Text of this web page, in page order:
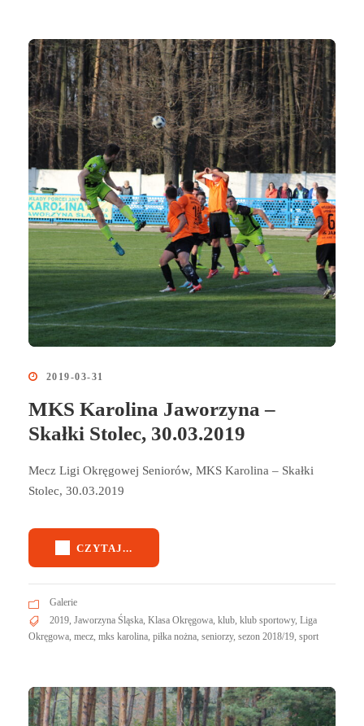
2019-03-31
MKS Karolina Jaworzyna –
Skałki Stolec, 30.03.2019
Mecz Ligi Okręgowej Seniorów, MKS Karolina – Skałki
Stolec, 30.03.2019
CZYTAJ...
Galerie
2019, Jaworzyna Śląska, Klasa Okręgowa, klub, klub sportowy, Liga
Okręgowa, mecz, mks karolina, piłka nożna, seniorzy, sezon 2018/19, sport